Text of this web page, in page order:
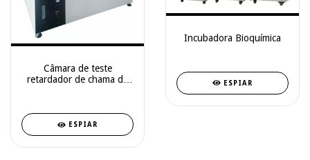
Câmara de teste
retardador de chama da
ESPIAR
Incubadora Bioquímica
ESPIAR